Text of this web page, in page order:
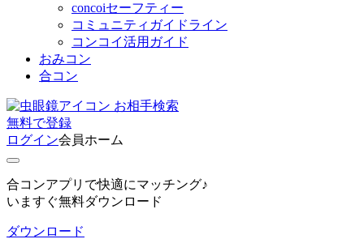
concoiセーフティー
コミュニティガイドライン
コンコイ活用ガイド
おみコン
合コン
お相手検索
無料で登録
ログイン会員ホーム
合コンアプリで快適にマッチング♪
いますぐ無料ダウンロード
ダウンロード